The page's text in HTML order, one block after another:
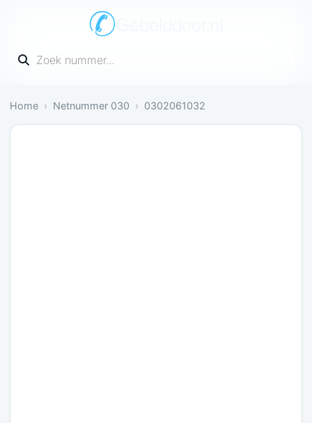
Gebelddoor.nl
Vul een telefoonnummer in
Home Netnummer 030 0302061032